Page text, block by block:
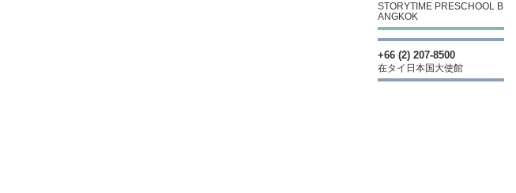
STORYTIME PRESCHOOL B
ANGKOK
+66 (2) 207-8500
在タイ日本国大使館